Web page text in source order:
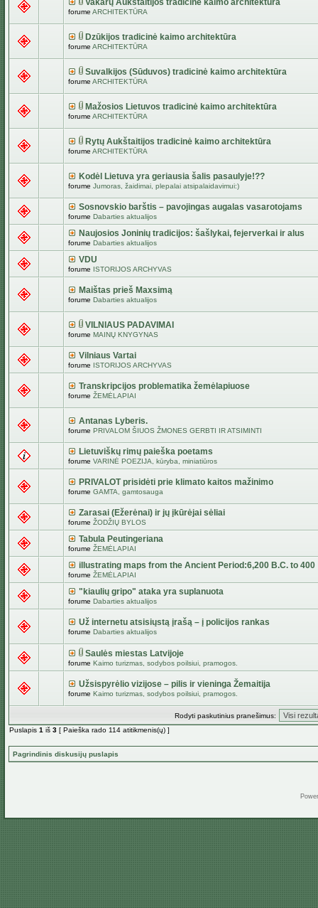
Vakarų Aukštaitijos tradicinė kaimo architektūra
forume ARCHITEKTŪRA
Dzūkijos tradicinė kaimo architektūra
forume ARCHITEKTŪRA
Suvalkijos (Sūduvos) tradicinė kaimo architektūra
forume ARCHITEKTŪRA
Mažosios Lietuvos tradicinė kaimo architektūra
forume ARCHITEKTŪRA
Rytų Aukštaitijos tradicinė kaimo architektūra
forume ARCHITEKTŪRA
Kodėl Lietuva yra geriausia šalis pasaulyje!??
forume Jumoras, žaidimai, plepalai atsipalaidavimui:)
Sosnovskio barštis – pavojingas augalas vasarotojams
forume Dabarties aktualijos
Naujosios Joninių tradicijos: šašlykai, fejerverkai ir alus
forume Dabarties aktualijos
VDU
forume ISTORIJOS ARCHYVAS
Maištas prieš Maxsimą
forume Dabarties aktualijos
VILNIAUS PADAVIMAI
forume MAINŲ KNYGYNAS
Vilniaus Vartai
forume ISTORIJOS ARCHYVAS
Transkripcijos problematika žemėlapiuose
forume ŽEMĖLAPIAI
Antanas Lyberis.
forume PRIVALOM ŠIUOS ŽMONES GERBTI IR ATSIMINTI
Lietuviškų rimų paieška poetams
forume VARINĖ POEZIJA, kūryba, miniatiūros
PRIVALOT prisidėti prie klimato kaitos mažinimo
forume GAMTA, gamtosauga
Zarasai (Ežerėnai) ir jų įkūrėjai sėliai
forume ŽODŽIŲ BYLOS
Tabula Peutingeriana
forume ŽEMĖLAPIAI
illustrating maps from the Ancient Period:6,200 B.C. to 400
forume ŽEMĖLAPIAI
"kiaulių gripo" ataka yra suplanuota
forume Dabarties aktualijos
Už internetu atsisiųstą įrašą – į policijos rankas
forume Dabarties aktualijos
Saulės miestas Latvijoje
forume Kaimo turizmas, sodybos poilsiui, pramogos.
Užsispyrėlio vizijose – pilis ir vieninga Žemaitija
forume Kaimo turizmas, sodybos poilsiui, pramogos.
Rodyti paskutinius pranešimus:
Puslapis 1 iš 3 [ Paieška rado 114 atitikmenis(ų) ]
Pagrindinis diskusijų puslapis